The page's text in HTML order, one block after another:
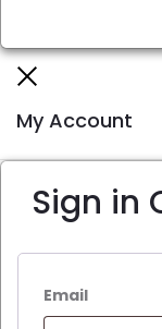
My Account
Sign in
Email